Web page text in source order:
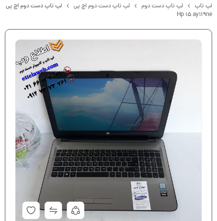
لپ تاپ لپ تاپ دست دوم لپ تاپ دست دوم اچ پی
لپ تاپ دست دوم اچ پی
Hp 15 ay119ne